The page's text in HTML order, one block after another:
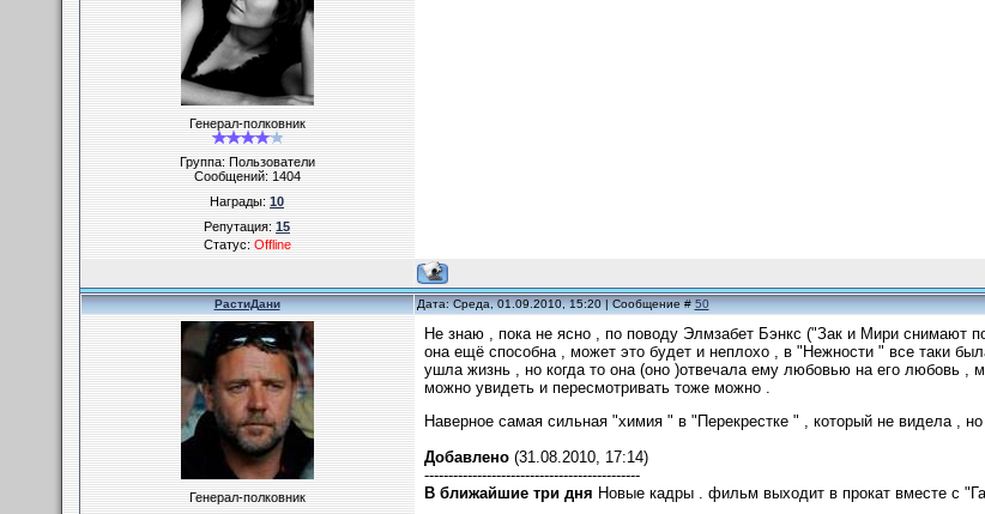
Генерал-полковник
Группа: Пользователи
Сообщений:1404
Награды:10
Репутация:15
Статус:Offline
РастиДани Дата: Среда, 01.09.2010, 15:20 | Сообщение #50
Генерал-полковник
Не знаю , пока не ясно , по поводу Элмзабет Бэнкс ("Зак и Мири снимают
она ещё способна , может это будет и неплохо , в "Нежности " все таки
ушла жизнь , но когда то она (оно )отвечала ему любовью на его любовь
можно увидеть и пересмотривать тоже можно .
Наверное самая сильная "химия " в "Перекрестке " , который не видела ,
Добавлено(31.08.2010, 17:14)
---------------------------------------------
В ближайшие три дня Новые кадры . фильм выходит в прокат вместе с